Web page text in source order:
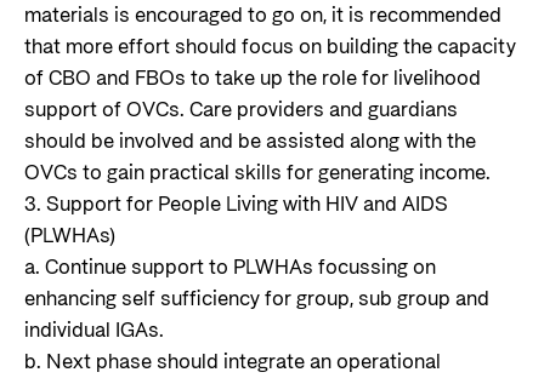
materials is encouraged to go on, it is recommended
that more effort should focus on building the capacity
of CBO and FBOs to take up the role for livelihood
support of OVCs. Care providers and guardians
should be involved and be assisted along with the
OVCs to gain practical skills for generating income.
3. Support for People Living with HIV and AIDS
(PLWHAs)
a. Continue support to PLWHAs focussing on
enhancing self sufficiency for group, sub group and
individual IGAs.
b. Next phase should integrate an operational